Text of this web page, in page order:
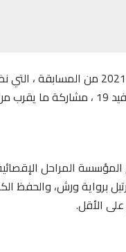
الإفريقية.
المراحل
برواية ورش، والحفظ
على الأقل.